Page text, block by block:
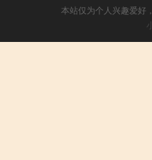
本站仅为个人兴趣爱好